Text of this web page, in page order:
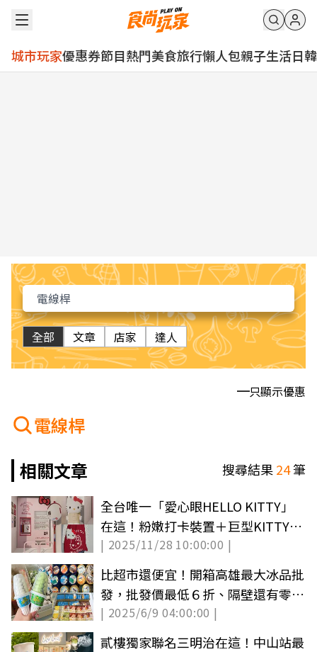
城市玩家優惠券節目熱門美食旅行懶人包親子生活日韓
全部 文章 店家 達人
只顯示優惠
電線桿
相關文章
搜尋結果24筆
全台唯一「愛心眼HELLO KITTY」
在這！粉嫩打卡裝置＋巨型KITTY公
仔免費拍
| 2025/11/28 10:00:00 |
比超市還便宜！開箱高雄最大冰品批
發，批發價最低６折、隔壁還有零食
好市多
| 2025/6/9 04:00:00 |
貳樓獨家聯名三明治在這！中山站最